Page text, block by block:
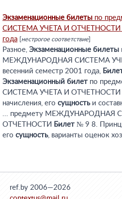
Экзаменационные билеты по
СИСТЕМА УЧЕТА И ОТЧЕТНОСТИ
года
нестрогое соответствие
Разное, Экзаменационные билеты
МЕЖДУНАРОДНАЯ СИСТЕМА
весенний семестр 2001 года,
Экзаменационный билет по
СИСТЕМА УЧЕТА И ОТЧЕТНОСТИ
начисления, его сущностьи
... предмету МЕЖДУНАРОДНАЯ
ОТЧЕТНОСТИ Билет № 9 8.
его сущность, варианты оценок
ref.by 2006—2026